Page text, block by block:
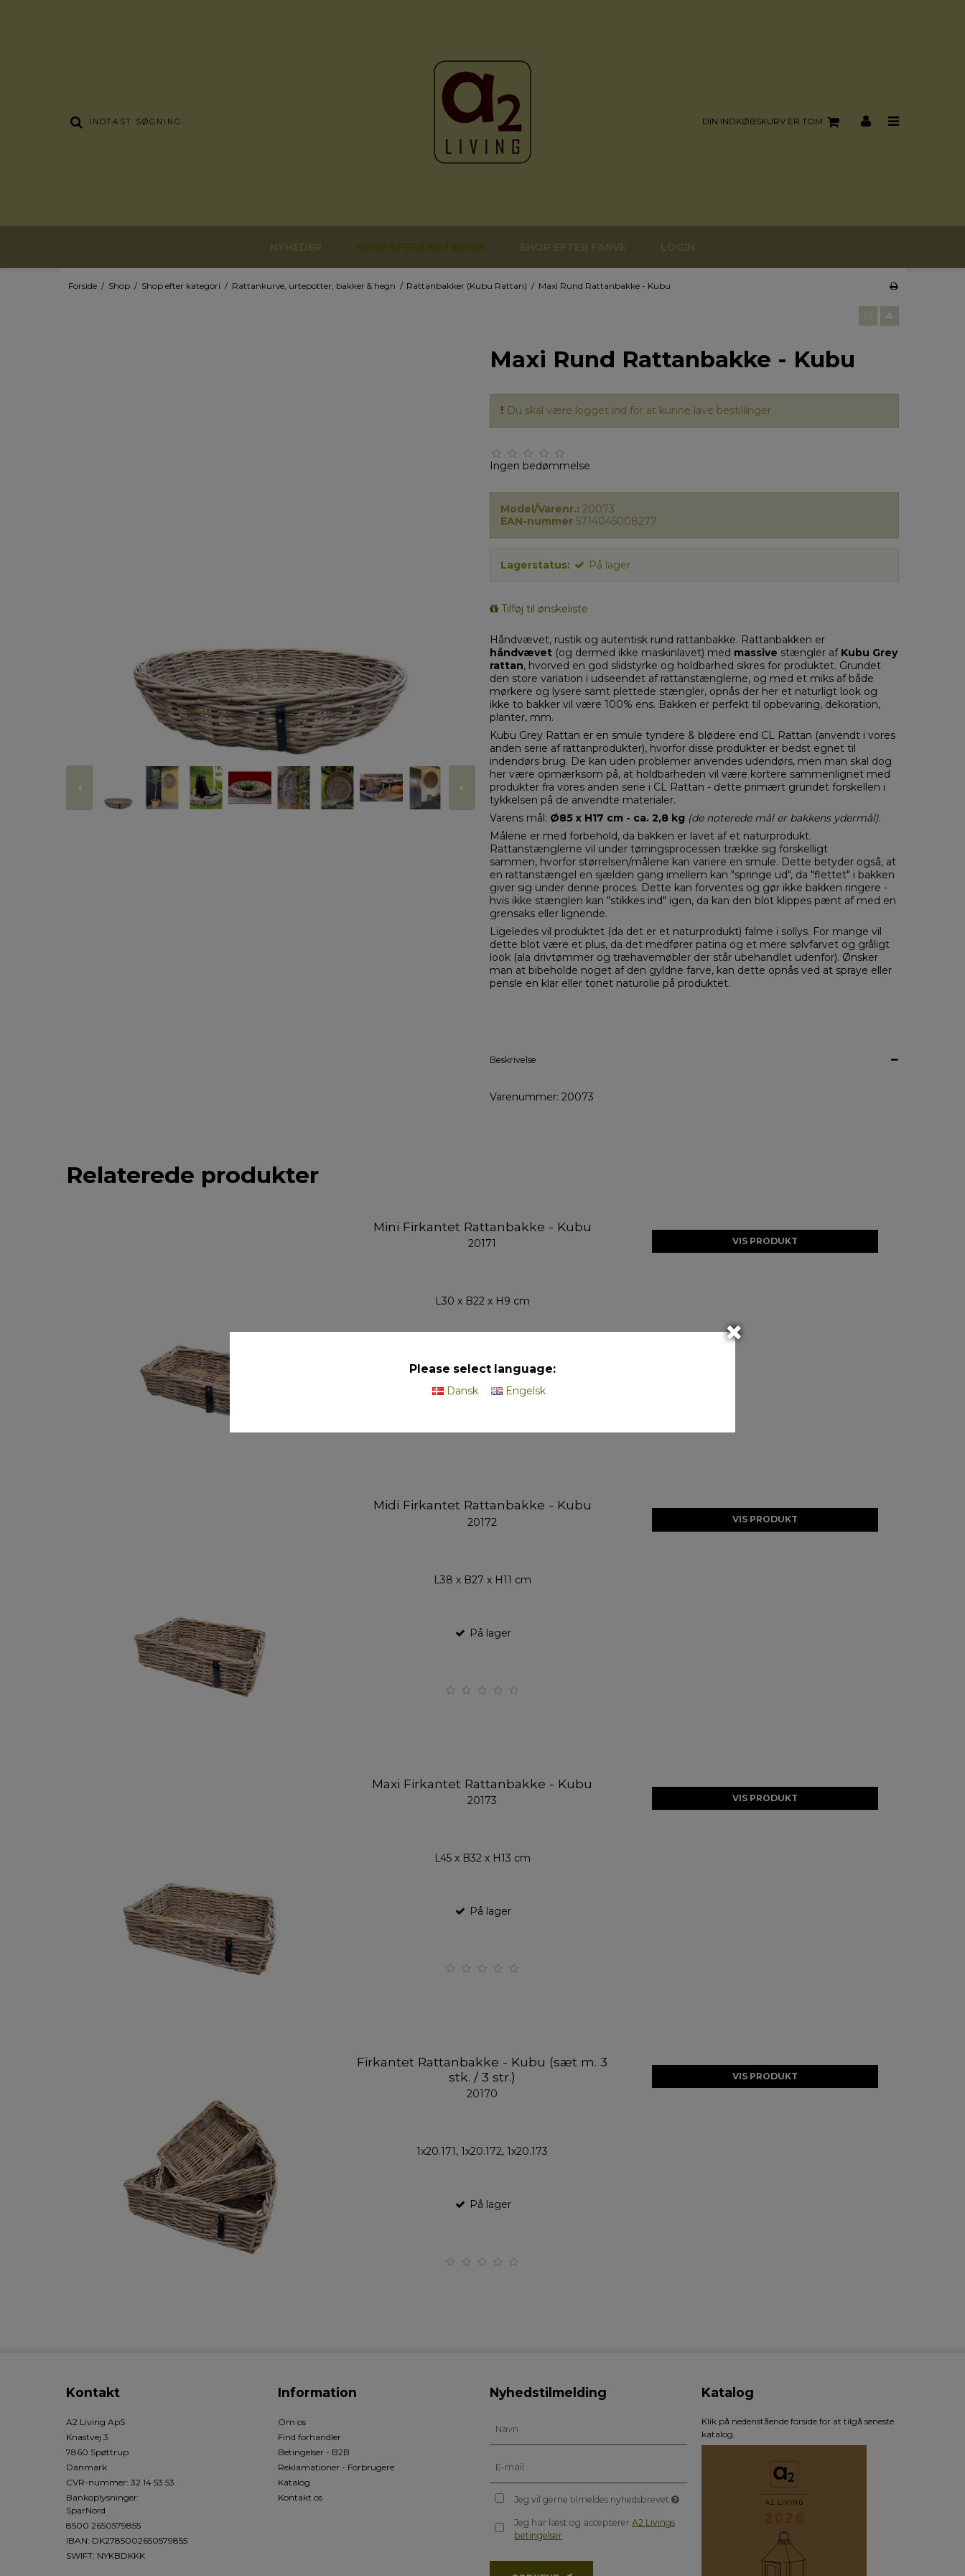
DIN INDKØBSKURV ER TOM
SHOP EFTER KATEGORI
Forside / Shop / Shop efter kategori / Rattankurve, urtepotter, bakker & hegn / Rattanbakker (Kubu Rattan) / Maxi Rund Rattanbakke - Kubu
Maxi Rund Rattanbakke - Kubu
Du skal være logget ind for at kunne lave bestillinger
Ingen bedømmelse
Model/Varenr.: 20073
EAN-nummer 5714045008277
Lagerstatus: På lager
Tilføj til ønskeliste
Håndvævet, rustik og autentisk rund rattanbakke. Rattanbakken er
håndvævet (og dermed ikke maskinlavet) med massive stængler af Kubu Grey
rattan, hvorved en god slidstyrke og holdbarhed sikres for produktet. Grundet
den store variation i udseendet af rattanstænglerne, og med et miks af både
mørkere og lysere samt plettede stængler, opnås der her et naturligt look og
ikke to bakker vil være 100% ens. Bakken er perfekt til opbevaring, dekoration,
planter, mm.
Kubu Grey Rattan er en smule tyndere & blødere end CL Rattan (anvendt i vores
anden serie af rattanprodukter), hvorfor disse produkter er bedst egnet til
indendørs brug. De kan uden problemer anvendes udendørs, men man skal dog
her være opmærksom på, at holdbarheden vil være kortere sammenlignet med
produkter fra vores anden serie i CL Rattan - dette primært grundet forskellen i
tykkelsen på de anvendte materialer.
Varens mål: Ø85 x H17 cm - ca. 2,8 kg (de noterede mål er bakkens ydermål).
Målene er med forbehold, da bakken er lavet af et naturprodukt.
Rattanstænglerne vil under tørringsprocessen trække sig forskelligt
sammen, hvorfor størrelsen/målene kan variere en smule. Dette betyder også, at
en rattanstængel en sjælden gang imellem kan "springe ud", da "flettet" i bakken
giver sig under denne proces. Dette kan forventes og gør ikke bakken ringere -
hvis ikke stænglen kan "stikkes ind" igen, da kan den blot klippes pænt af med en
grensaks eller lignende.
Ligeledes vil produktet (da det er et naturprodukt) falme i sollys. For mange vil
dette blot være et plus, da det medfører patina og et mere sølvfarvet og gråligt
look (ala drivtømmer og træhavemøbler der står ubehandlet udenfor). Ønsker
man at bibeholde noget af den gyldne farve, kan dette opnås ved at spraye eller
pensle en klar eller tonet naturolie på produktet.
Beskrivelse
Varenummer: 20073
Relaterede produkter
Mini Firkantet Rattanbakke - Kubu
20171
L30 x B22 x H9 cm
VIS PRODUKT
Midi Firkantet Rattanbakke - Kubu
20172
L38 x B27 x H11 cm
På lager
VIS PRODUKT
Maxi Firkantet Rattanbakke - Kubu
20173
L45 x B32 x H13 cm
På lager
VIS PRODUKT
Firkantet Rattanbakke - Kubu (sæt m. 3
stk. / 3 str.)
20170
1x20.171, 1x20.172, 1x20.173
På lager
VIS PRODUKT
Kontakt
A2 Living ApS
Knastvej 3
7860 Spøttrup
Danmark
CVR-nummer: 32 14 53 53
Bankoplysninger:
SparNord
8500 2650579855
IBAN: DK2785002650579855
SWIFT: NYKBDKKK
Information
Om os
Find forhandler
Betingelser - B2B
Reklamationer - Forbrugere
Katalog
Kontakt os
Nyhedstilmelding
Jeg vil gerne tilmeldes nyhedsbrevet
Jeg har læst og acceptererA2 Livings
betingelser
Katalog
Klik på nedenstående forside for at tilgå seneste
katalog.
Please select language:
Dansk Engelsk